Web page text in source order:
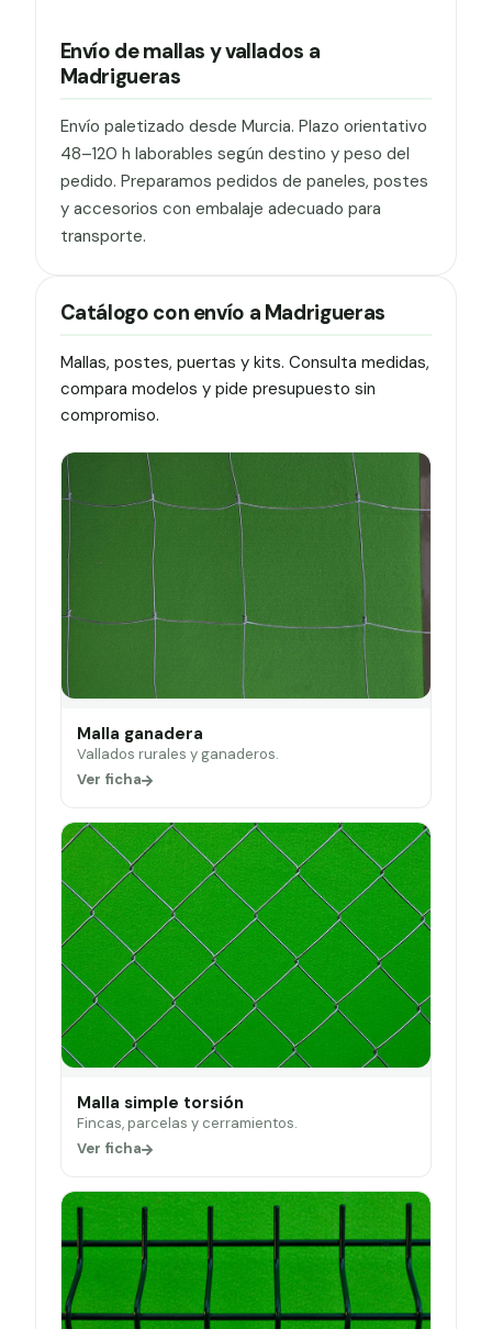
Envío de mallas y vallados a
Madrigueras
Envío paletizado desde Murcia. Plazo orientativo
48–120 h laborables según destino y peso del
pedido. Preparamos pedidos de paneles, postes
y accesorios con embalaje adecuado para
transporte.
Catálogo con envío a Madrigueras
Mallas, postes, puertas y kits. Consulta medidas,
compara modelos y pide presupuesto sin
compromiso.
Malla ganadera
Vallados rurales y ganaderos.
Ver ficha
Malla simple torsión
Fincas, parcelas y cerramientos.
Ver ficha